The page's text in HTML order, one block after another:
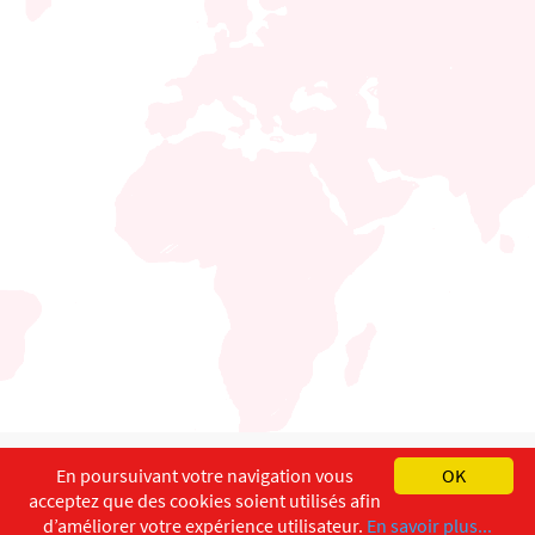
English Français
Copyright ©ISEC-AdW Impressum
OK
En poursuivant votre navigation vous
acceptez que des cookies soient utilisés afin
d’améliorer votre expérience utilisateur. En savoir plus...